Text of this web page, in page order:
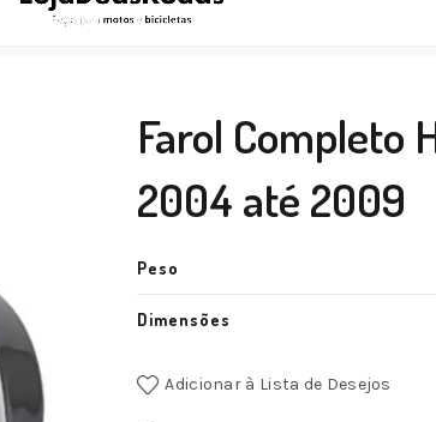
Farol Completo Honda TITAN 150 2004 até 2009
Farol Completo
2004 até 2009
Peso
Dimensões
Adicionar à Lista de Desejos